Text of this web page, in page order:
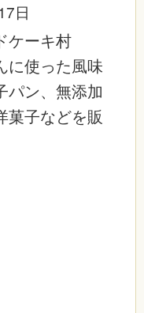
日
ケーキ村
に使った風味
パン、無添加
菓子などを販